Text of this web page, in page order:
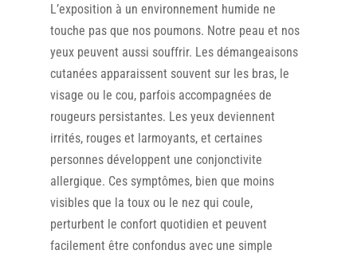
L’exposition à un environnement humide ne
touche pas que nos poumons. Notre peau et nos
yeux peuvent aussi souffrir. Les démangeaisons
cutanées apparaissent souvent sur les bras, le
visage ou le cou, parfois accompagnées de
rougeurs persistantes. Les yeux deviennent
irrités, rouges et larmoyants, et certaines
personnes développent une conjonctivite
allergique. Ces symptômes, bien que moins
visibles que la toux ou le nez qui coule,
perturbent le confort quotidien et peuvent
facilement être confondus avec une simple